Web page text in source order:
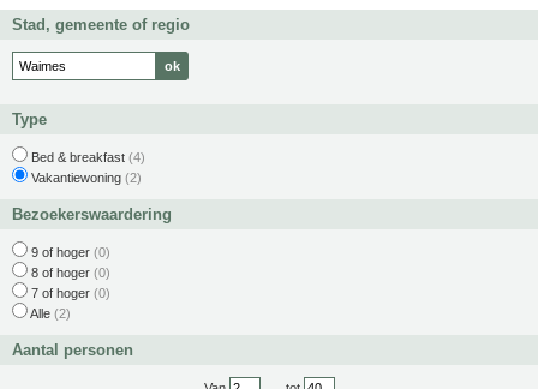
Stad, gemeente of regio
Type
Bed & breakfast (4)
Vakantiewoning (2)
Bezoekerswaardering
9 of hoger (0)
8 of hoger (0)
7 of hoger (0)
Alle (2)
Aantal personen